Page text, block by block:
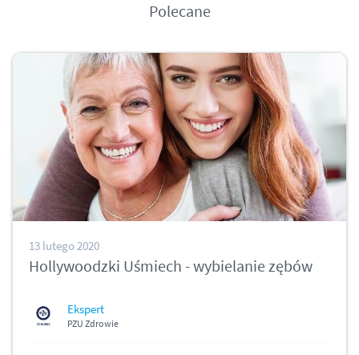
Polecane
13 lutego 2020
Hollywoodzki Uśmiech - wybielanie zębów
Ekspert
PZU Zdrowie